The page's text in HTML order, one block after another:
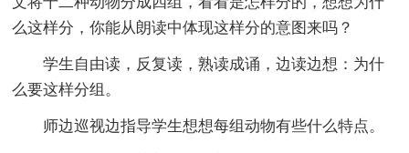
么这样分，你能从朗读中体现这样分的意图来吗？
学生自由读，反复读，熟读成诵，边读边想：为什
么要这样分组。
师边巡视边指导学生想想每组动物有些什么特点。